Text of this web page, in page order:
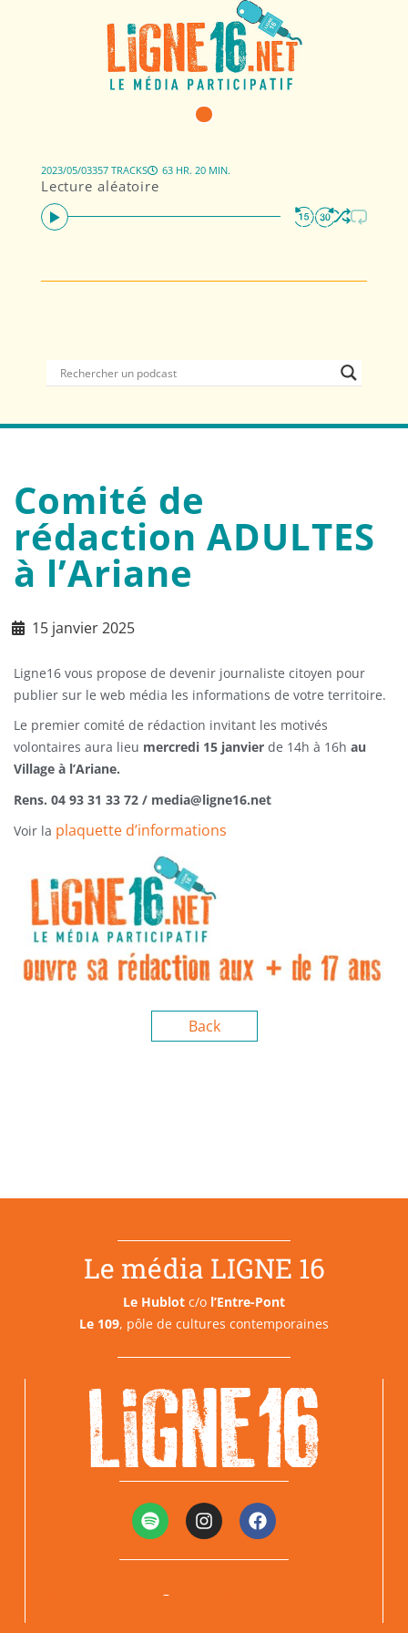
Lecture aléatoire
2023/05/03357 TRACKS 63 HR. 20 MIN.
Comité de
rédaction ADULTES
à l’Ariane
15 janvier 2025
Ligne16 vous propose de devenir journaliste citoyen pour
publier sur le web média les informations de votre territoire.
Le premier comité de rédaction invitant les motivés
volontaires aura lieu mercredi 15 janvier de 14h à 16h au
Village à l’Ariane.
Rens. 04 93 31 33 72 / media@ligne16.net
Voir la plaquette d’informations
Back
Le média LIGNE 16
Le Hublot c/o l’Entre-Pont
Le 109, pôle de cultures contemporaines
–